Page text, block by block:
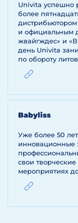
Univita успешно
более
и официальным
жвайгждес» и
день Univita
по обороту
Babyliss
Уже более 50
инновационные
свои
мероприятиях